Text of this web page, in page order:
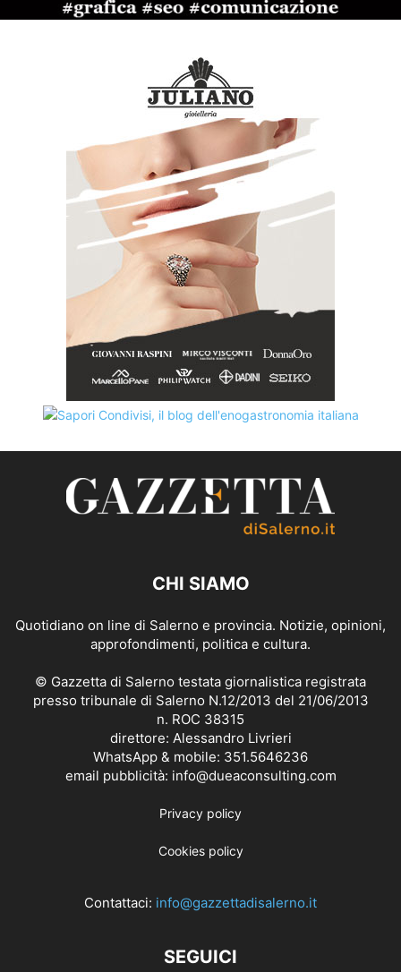
CHI SIAMO
Quotidiano on line di Salerno e provincia. Notizie, opinioni,
approfondimenti, politica e cultura.
© Gazzetta di Salerno testata giornalistica registrata
presso tribunale di Salerno N.12/2013 del 21/06/2013
n. ROC 38315
direttore: Alessandro Livrieri
WhatsApp & mobile: 351.5646236
email pubblicità: info@dueaconsulting.com
Privacy policy
Cookies policy
Contattaci: info@gazzettadisalerno.it
SEGUICI